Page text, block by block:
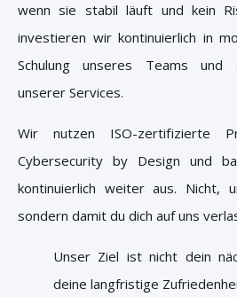
wenn sie stabil läuft und kein
investieren wir kontinuierlich in
Schulung unseres Teams und
unserer Services.
Wir nutzen ISO-zertifizierte
Cybersecurity by Design und
kontinuierlich weiter aus. Nicht,
sondern damit du dich auf uns
Unser Ziel ist nicht dein
deine langfristige